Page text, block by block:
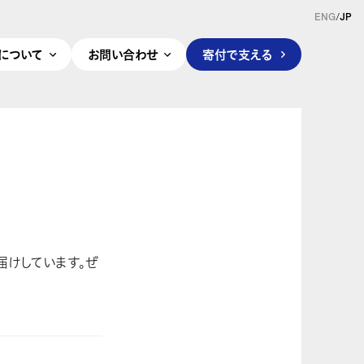
ついて お問い合わせ 寄付で支える
ENG/JP
しています。ぜ